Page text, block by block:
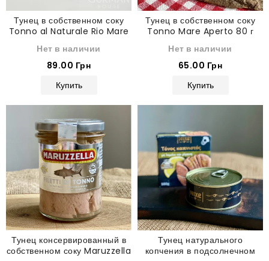
Тунец в собственном соку
Tonno al Naturale Rio Mare
Нет в наличии
89.00 Грн
Купить
Тунец в собственном соку
Tonno Mare Aperto 80 г
Нет в наличии
65.00 Грн
Купить
Тунец консервированный в
собственном соку Maruzzella
Тунец натурального
копчения в подсолнечном